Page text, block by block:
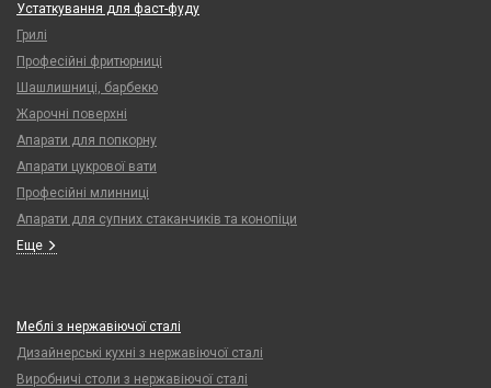
Устаткування для фаст-фуду
Грилі
Професійні фритюрниці
Шашлишниці, барбекю
Жарочні поверхні
Апарати для попкорну
Апарати цукрової вати
Професійні млинниці
Апарати для супних стаканчиків та конопіци
Еще
Меблі з нержавіючої сталі
Дизайнерські кухні з нержавіючої сталі
Виробничі столи з нержавіючої сталі